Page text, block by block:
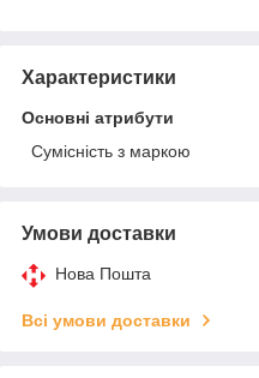
Характеристики
Основні атрибути
Сумісність з маркою
Умови доставки
Нова Пошта
Всі умови доставки